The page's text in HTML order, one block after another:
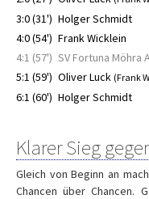
3:0 (31') Holger Schmidt
4:0 (54') Frank Wicklein
4:1 (57') SV Fortuna Möhra
5:1 (59') Oliver Luck (Frank
6:1 (60') Holger Schmidt
Klarer Sieg
Gleich von Beginn an
Chancen über Chancen.